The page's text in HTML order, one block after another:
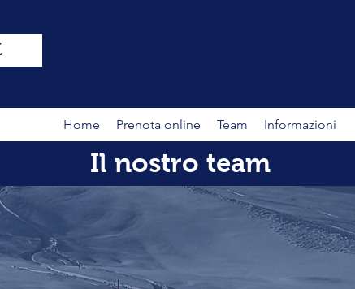
Home Prenota online Team Informazioni
Il nostro team